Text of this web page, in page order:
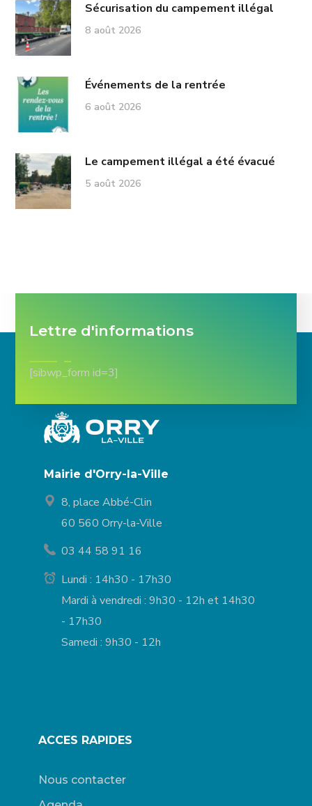
Sécurisation du campement illégal
8 août 2026
Événements de la rentrée
6 août 2026
Le campement illégal a été évacué
5 août 2026
Lettre d'informations
[sibwp_form id=3]
Mairie d'Orry-la-Ville
8, place Abbé-Clin
60 560 Orry-la-Ville
03 44 58 91 16
Lundi : 14h30 - 17h30
Mardi à vendredi : 9h30 - 12h et 14h30
- 17h30
Samedi : 9h30 - 12h
ACCES RAPIDES
Nous contacter